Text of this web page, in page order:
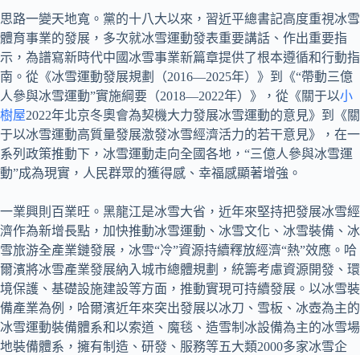
思路一變天地寬。黨的十八大以來，習近平總書記高度重視冰雪
體育事業的發展，多次就冰雪運動發表重要講話、作出重要指
示，為譜寫新時代中國冰雪事業新篇章提供了根本遵循和行動指
南。從《冰雪運動發展規劃（2016—2025年）》到《“帶動三億
人參與冰雪運動”實施綱要（2018—2022年）》，從《關于以小
樹屋2022年北京冬奧會為契機大力發展冰雪運動的意見》到《關
于以冰雪運動高質量發展激發冰雪經濟活力的若干意見》，在一
系列政策推動下，冰雪運動走向全國各地，“三億人參與冰雪運
動”成為現實，人民群眾的獲得感、幸福感顯著增強。
一業興則百業旺。黑龍江是冰雪大省，近年來堅持把發展冰雪經
濟作為新增長點，加快推動冰雪運動、冰雪文化、冰雪裝備、冰
雪旅游全產業鏈發展，冰雪“冷”資源持續釋放經濟“熱”效應。哈
爾濱將冰雪產業發展納入城市總體規劃，統籌考慮資源開發、環
境保護、基礎設施建設等方面，推動實現可持續發展。以冰雪裝
備產業為例，哈爾濱近年來突出發展以冰刀、雪板、冰壺為主的
冰雪運動裝備體系和以索道、魔毯、造雪制冰設備為主的冰雪場
地裝備體系，擁有制造、研發、服務等五大類2000多家冰雪企